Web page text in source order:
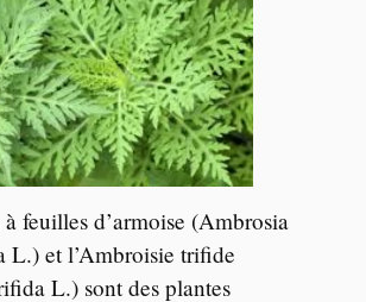
feuilles d’armoise (Ambrosia
L.) et l’Ambroisie trifide
L.) sont des plantes